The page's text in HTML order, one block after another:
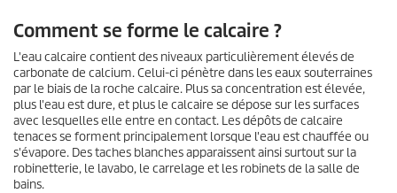
Comment se forme le calcaire ?
L'eau calcaire contient des niveaux particulièrement élevés de
carbonate de calcium. Celui-ci pénètre dans les eaux souterraines
par le biais de la roche calcaire. Plus sa concentration est élevée,
plus l'eau est dure, et plus le calcaire se dépose sur les surfaces
avec lesquelles elle entre en contact. Les dépôts de calcaire
tenaces se forment principalement lorsque l'eau est chauffée ou
s'évapore. Des taches blanches apparaissent ainsi surtout sur la
robinetterie, le lavabo, le carrelage et les robinets de la salle de
bains.